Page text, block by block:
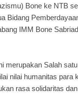
Bone ke NTB
Bidang
IMM Bone
merupakan Salah
nilai humanitas para
rasa solidaritas